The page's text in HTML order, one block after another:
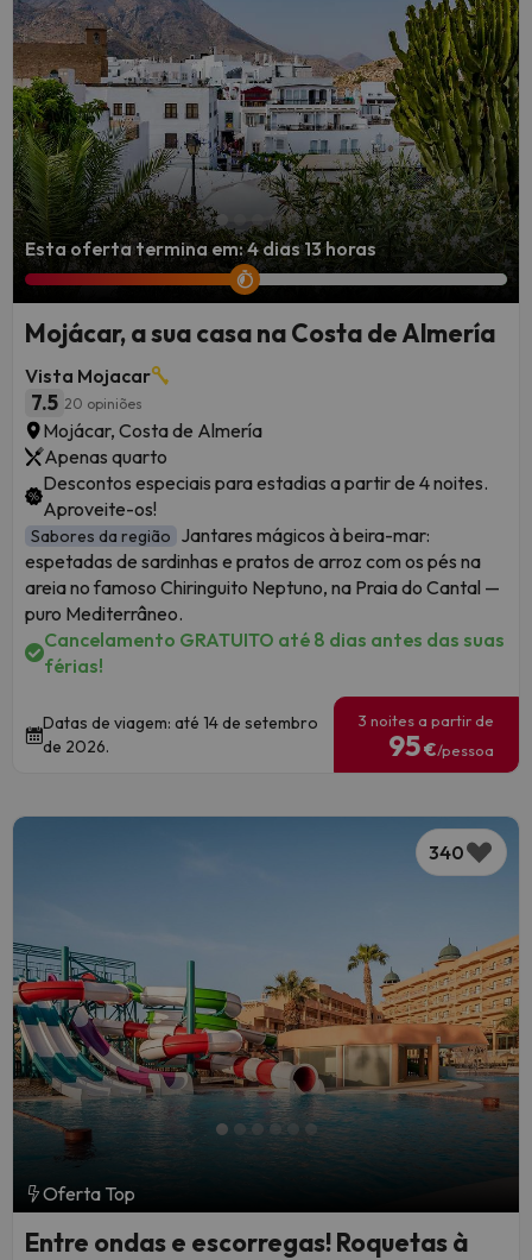
Almería. Além disso, a região está convenientemente
localizada para explorar a histórica Alcazaba com sabor
mourisco em Almeriae a mundialmente famosaAlhambra
em Granada.
Esta oferta termina em: 4 dias 13 horas
Mojácar, a sua casa na Costa de Almería
Vista Mojacar
7.5 20 opiniões
Mojácar, Costa de Almería
Apenas quarto
Descontos especiais para estadias a partir de 4 noites.
Aproveite-os!
Sabores da região Jantares mágicos à beira-mar:
espetadas de sardinhas e pratos de arroz com os pés na
areia no famoso Chiringuito Neptuno, na Praia do Cantal —
puro Mediterrâneo.
Cancelamento GRATUITO até 8 dias antes das suas
férias!
Datas de viagem: até 14 de setembro
de 2026.
3 noites a partir de
95€/pessoa
340
Oferta Top
Entre ondas e escorregas! Roquetas à